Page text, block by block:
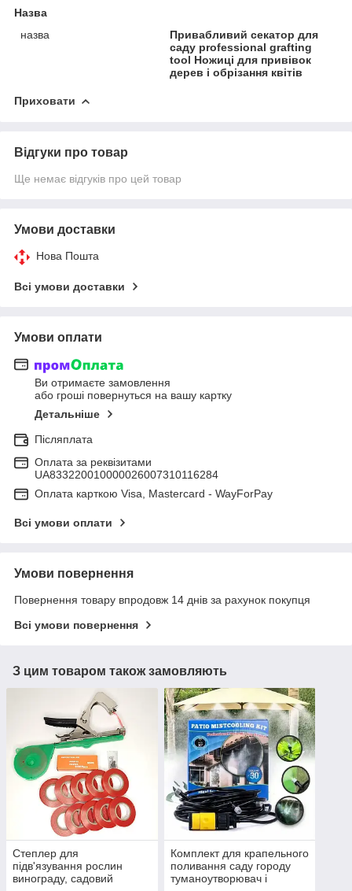
Назва
назва
Привабливий секатор для
саду professional grafting
tool Ножиці для привівок
дерев і обрізання квітів
Приховати
Відгуки про товар
Ще немає відгуків про цей товар
Умови доставки
Нова Пошта
Всі умови доставки
Умови оплати
Ви отримаєте замовлення
або гроші повернуться на вашу картку
Детальніше
Післяплата
Оплата за реквізитами
UA833220010000026007310116284
Оплата карткою Visa, Mastercard - WayForPay
Всі умови оплати
Умови повернення
Повернення товару впродовж 14 днів за рахунок покупця
Всі умови повернення
З цим товаром також замовляють
Степлер для
підв'язування рослин
винограду, садовий
Комплект для крапельного
поливання саду городу
туманоутворювач і